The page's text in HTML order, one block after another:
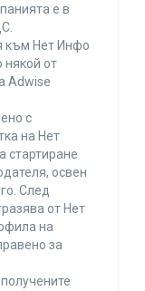
е в
към Нет Инфо
някой от
Adwise
с
на Нет
стартиране
освен
След
от Нет
на
за